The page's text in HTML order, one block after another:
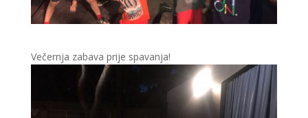
Večernja zabava prije spavanja!